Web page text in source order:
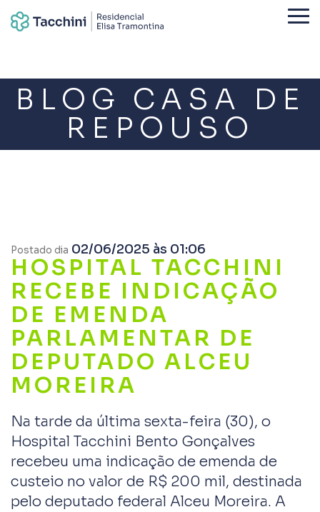
BLOG CASA DE
REPOUSO
Postado dia 02/06/2025 às 01:06
HOSPITAL TACCHINI
RECEBE INDICAÇÃO
DE EMENDA
PARLAMENTAR DE
DEPUTADO ALCEU
MOREIRA
Na tarde da última sexta-feira (30), o
Hospital Tacchini Bento Gonçalves
recebeu uma indicação de emenda de
custeio no valor de R$ 200 mil, destinada
pelo deputado federal Alceu Moreira. A